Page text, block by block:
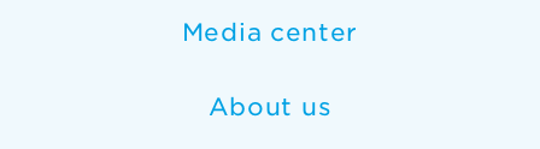
Media center
About us